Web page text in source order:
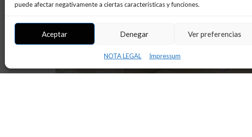
puede afectar negativamente a ciertas características y funciones.
Aceptar Denegar Ver preferencias
NOTA LEGAL Impressum